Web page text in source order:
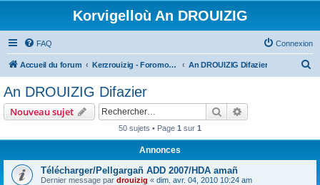
Korvigelloù An DROUIZIG
FAQ Connexion
Accueil du forum Kerzrouizig - Foromoù An Drouizig An DROUIZIG Difazier
An DROUIZIG Difazier
Nouveau sujet Rechercher
50 sujets • Page 1 sur 1
Annonces
Télécharger/Pellgargañ ADD 2007/HDA amañ
Dernier message par drouizig « dim. avr. 04, 2010 10:24 am